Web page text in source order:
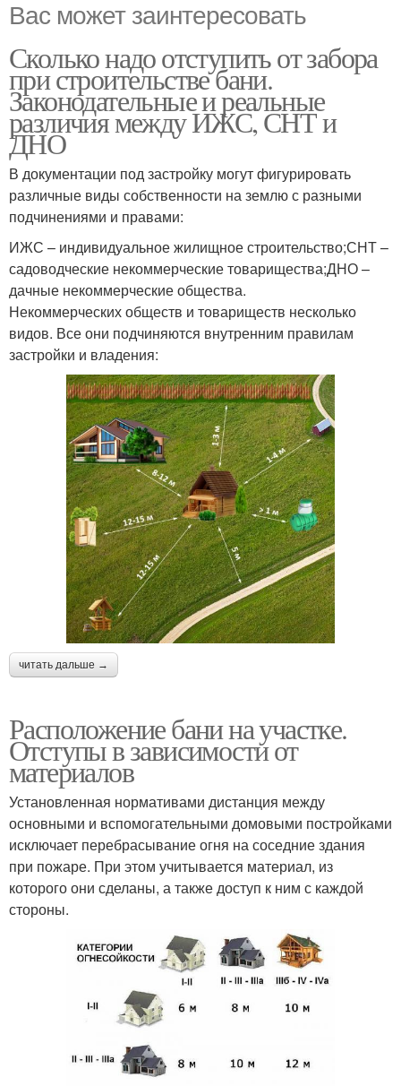
Вас может заинтересовать
Сколько надо отступить от забора
при строительстве бани.
Законодательные и реальные
различия между ИЖС, СНТ и
ДНО
В документации под застройку могут фигурировать
различные виды собственности на землю с разными
подчинениями и правами:
ИЖС – индивидуальное жилищное строительство;СНТ –
садоводческие некоммерческие товарищества;ДНО –
дачные некоммерческие общества.
Некоммерческих обществ и товариществ несколько
видов. Все они подчиняются внутренним правилам
застройки и владения:
читать дальше →
Расположение бани на участке.
Отступы в зависимости от
материалов
Установленная нормативами дистанция между
основными и вспомогательными домовыми постройками
исключает перебрасывание огня на соседние здания
при пожаре. При этом учитывается материал, из
которого они сделаны, а также доступ к ним с каждой
стороны.